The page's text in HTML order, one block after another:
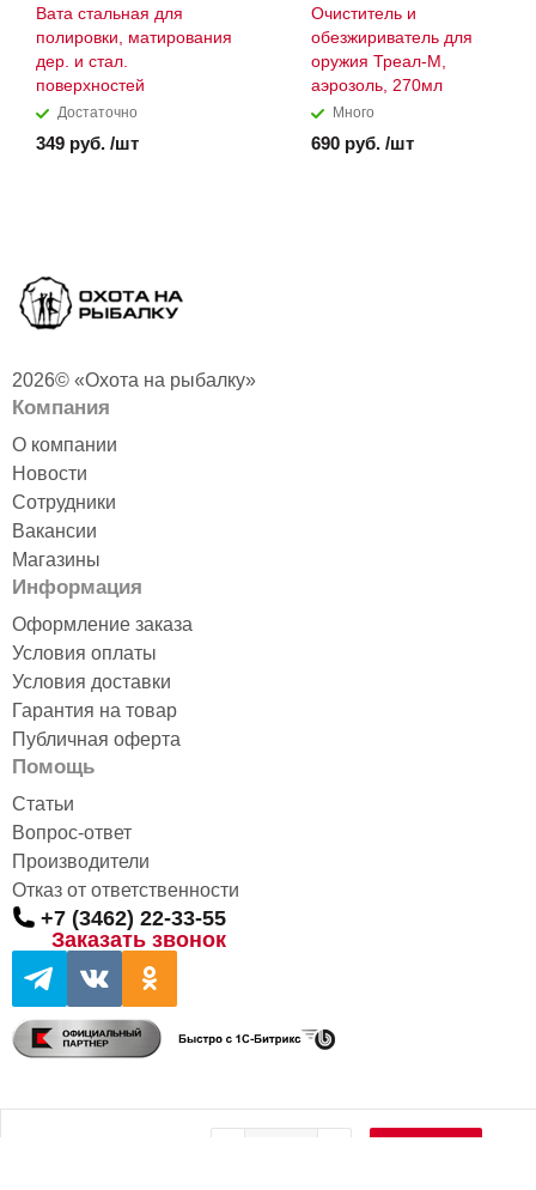
Вата стальная для
полировки, матирования
дер. и стал.
поверхностей
Достаточно
349 руб. /шт
Очиститель и
обезжириватель для
оружия Треал-М,
аэрозоль, 270мл
Много
690 руб. /шт
2026© «Охота на рыбалку»
Компания
О компании
Новости
Сотрудники
Вакансии
Магазины
Информация
Оформление заказа
Условия оплаты
Условия доставки
Гарантия на товар
Публичная оферта
Помощь
Статьи
Вопрос-ответ
Производители
Отказ от ответственности
+7 (3462) 22-33-55
Заказать звонок